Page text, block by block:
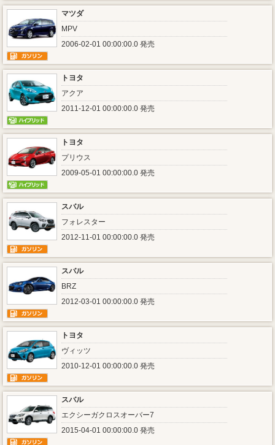
マツダ
MPV
2006-02-01 00:00:00.0 発売
トヨタ
アクア
2011-12-01 00:00:00.0 発売
トヨタ
プリウス
2009-05-01 00:00:00.0 発売
スバル
フォレスター
2012-11-01 00:00:00.0 発売
スバル
BRZ
2012-03-01 00:00:00.0 発売
トヨタ
ヴィッツ
2010-12-01 00:00:00.0 発売
スバル
エクシーガクロスオーバー7
2015-04-01 00:00:00.0 発売